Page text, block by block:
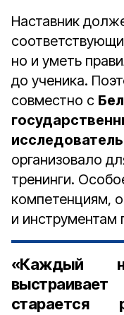
Наставник
но и уметь
до ученика.
совместно с
организовало
тренинги.
компетенциям,
и инструментам
«Каждый
старается